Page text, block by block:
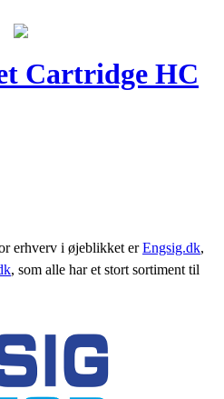
Cartridge HC
erhverv i øjeblikket erEngsig.dk,
, som alle har et stort sortiment til